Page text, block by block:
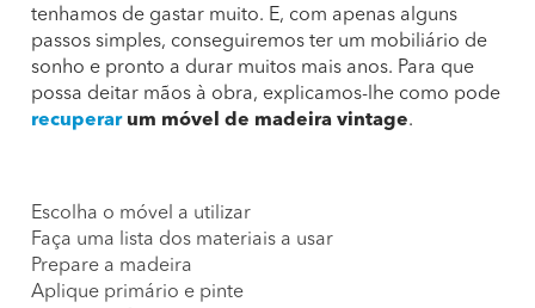
tenhamos de gastar muito. E, com apenas alguns
passos simples, conseguiremos ter um mobiliário de
sonho e pronto a durar muitos mais anos. Para que
possa deitar mãos à obra, explicamos-lhe como pode
recuperarum móvel de madeira vintage.
Escolha o móvel a utilizar
Faça uma lista dos materiais a usar
Prepare a madeira
Aplique primário e pinte